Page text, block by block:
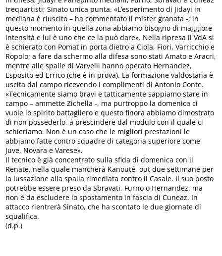
trequartisti; Sinato unica punta. «L’esperimento di Jidayi in
mediana è riuscito – ha commentato il mister granata -; in
questo momento in quella zona abbiamo bisogno di maggiore
intensità e lui è uno che ce la può dare». Nella ripresa il VdA si
è schierato con Pomat in porta dietro a Ciola, Fiori, Varricchio e
Ropolo; a fare da schermo alla difesa sono stati Amato e Aracri,
mentre alle spalle di Varvelli hanno operato Hernandez,
Esposito ed Errico (che è in prova). La formazione valdostana è
uscita dal campo ricevendo i complimenti di Antonio Conte.
«Tecnicamente siamo bravi e tatticamente sappiamo stare in
campo – ammette Zichella -, ma purtroppo la domenica ci
vuole lo spirito battagliero e questo finora abbiamo dimostrato
di non possederlo, a prescindere dal modulo con il quale ci
schieriamo. Non è un caso che le migliori prestazioni le
abbiamo fatte contro squadre di categoria superiore come
Juve, Novara e Varese».
Il tecnico è già concentrato sulla sfida di domenica con il
Renate, nella quale mancherà Kanouté, out due settimane per
la lussazione alla spalla rimediata contro il Casale. Il suo posto
potrebbe essere preso da Sbravati, Furno o Hernandez, ma
non è da escludere lo spostamento in fascia di Cuneaz. In
attacco rientrerà Sinato, che ha scontato le due giornate di
squalifica.
(d.p.)